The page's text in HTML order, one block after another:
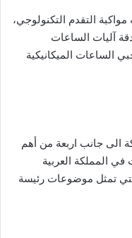
التقدم التكنولوجي،
آليات الساعات
الساعات الميكانيكية
الى جانب اربعة من أهم
في المملكة العربية
تمثل موضوعات رئيسة